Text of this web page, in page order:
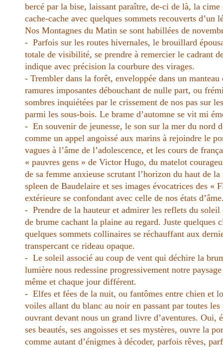
bercé par la bise, laissant paraître, de-ci de là, la cime
cache-cache avec quelques sommets recouverts d’un
Nos Montagnes du Matin se sont habillées de
- Parfois sur les routes hivernales, le brouillard
totale de visibilité, se prendre à remercier le cadrant
indique avec précision la courbure des virages.
- Trembler dans la forêt, enveloppée dans un manteau
ramures imposantes débouchant de nulle part, ou
sombres inquiétées par le crissement de nos pas sur
parmi les sous-bois. Le brame d’automne se vit mi
- En souvenir de jeunesse, le son sur la mer du nord
comme un appel angoissé aux marins à rejoindre le
vagues à l’âme de l’adolescence, et les cours de
« pauvres gens » de Victor Hugo, du matelot
de sa femme anxieuse scrutant l’horizon du haut de
spleen de Baudelaire et ses images évocatrices des «
extérieure se confondant avec celle de nos états
- Prendre de la hauteur et admirer les reflets du soleil
de brume cachant la plaine au regard. Juste quelques
quelques sommets collinaires se réchauffant aux
transpercant ce rideau opaque.
- Le soleil associé au coup de vent qui déchire la
lumière nous redessine progressivement notre
même et chaque jour différent.
- Elfes et fées de la nuit, ou fantômes entre chien et
voiles allant du blanc au noir en passant par toutes les
ouvrant devant nous un grand livre d’aventures. Oui,
ses beautés, ses angoisses et ses mystères, ouvre la
comme autant d’énigmes à décoder, parfois rêves,